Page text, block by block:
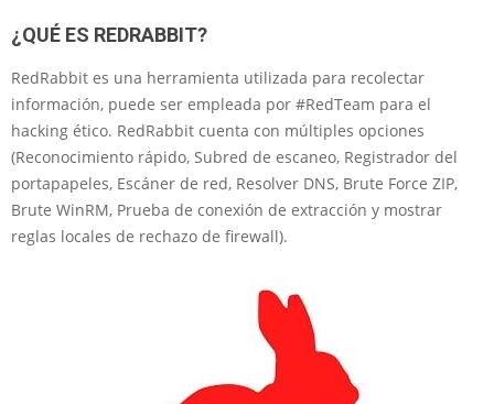
¿QUÉ ES REDRABBIT?
RedRabbit es una herramienta utilizada para recolectar
información, puede ser empleada por #RedTeam para el
hacking ético. RedRabbit cuenta con múltiples opciones
(Reconocimiento rápido, Subred de escaneo, Registrador del
portapapeles, Escáner de red, Resolver DNS, Brute Force ZIP,
Brute WinRM, Prueba de conexión de extracción y mostrar
reglas locales de rechazo de firewall).